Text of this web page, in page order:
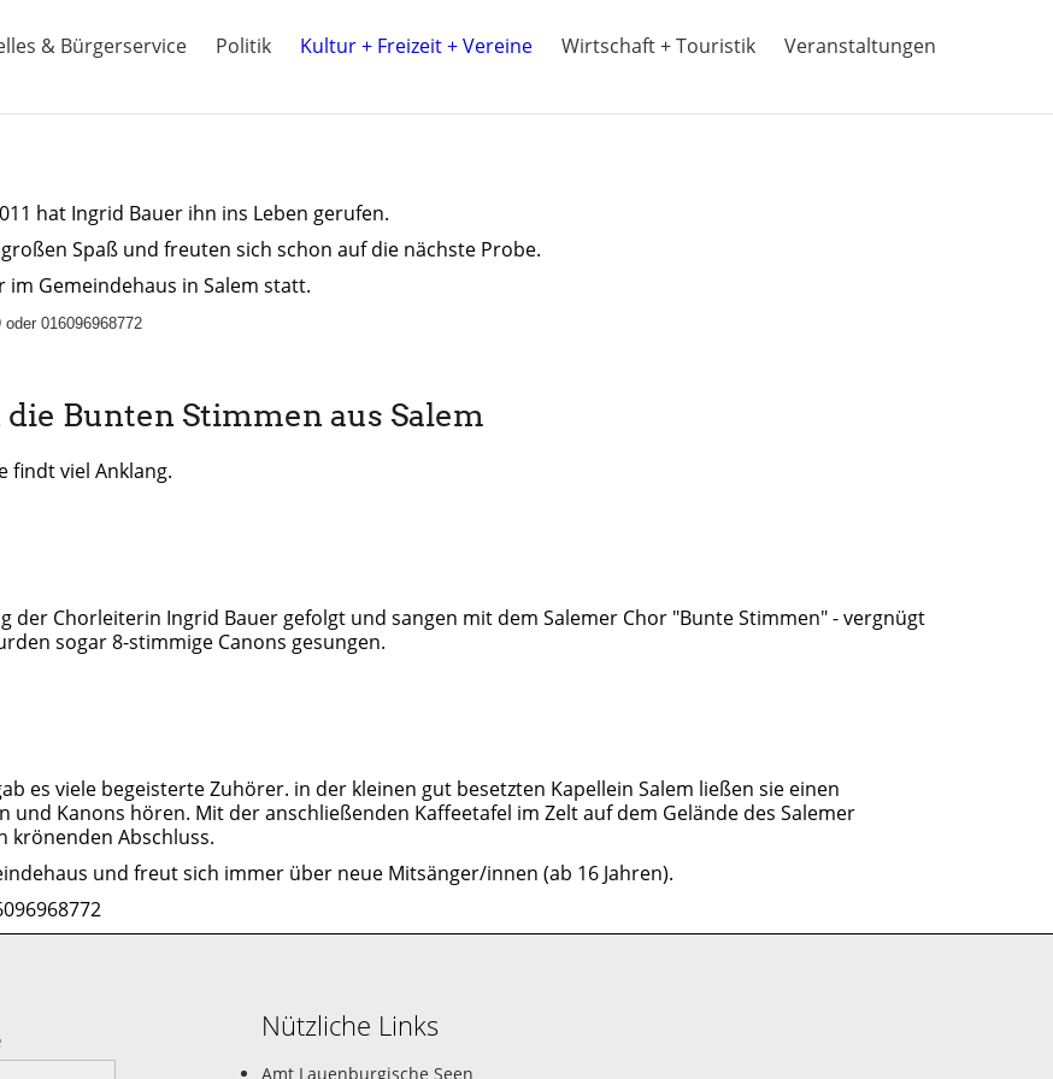
& Bürgerservice Politik Kultur + Freizeit + Vereine Wirtschaft + Touristik Veranstaltungen
hat Ingrid Bauer ihn ins Leben gerufen.
Spaß und freuten sich schon auf die nächste Probe.
Gemeindehaus in Salem statt.
016096968772
Bunten Stimmen aus Salem
findt viel Anklang.
der Chorleiterin Ingrid Bauer gefolgt und sangen mit dem Salemer Chor "Bunte Stimmen" - vergnügt
sogar 8-stimmige Canons gesungen.
es viele begeisterte Zuhörer. in der kleinen gut besetzten Kapellein Salem ließen sie einen
Kanons hören. Mit der anschließenden Kaffeetafel im Zelt auf dem Gelände des Salemer
krönenden Abschluss.
und freut sich immer über neue Mitsänger/innen (ab 16 Jahren).
Nützliche Links
Amt Lauenburgische Seen